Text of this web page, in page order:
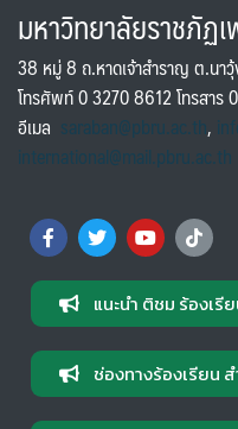
มหาวิทยาลัยราชภัฏ
38 หมู่ 8 ถ.หาดเจ้าสำราญ ต.นา
โทรศัพท์ 0 3270 8612 โทรสาร
อีเมล saraban@pbru.ac.th,
international@mail.pbru.ac.th
แนะนำ ติชม ร้องเรี
ช่องทางร้องเรียน